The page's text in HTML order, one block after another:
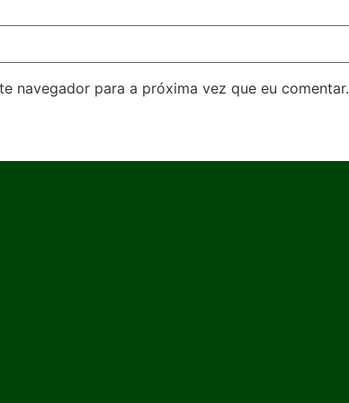
navegador para a próxima vez que eu comentar.